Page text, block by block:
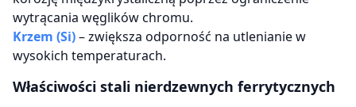
wytrącania węglików chromu.
Krzem (Si)– zwiększa odporność na utlenianie w
wysokich temperaturach.
Właściwości stali nierdzewnych ferrytycznych